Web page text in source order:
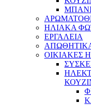
ΗΛΙΑΚΑ
ΕΡΓΑΛΕΙΑ
ΟΙΚΙΑΚΕΣ